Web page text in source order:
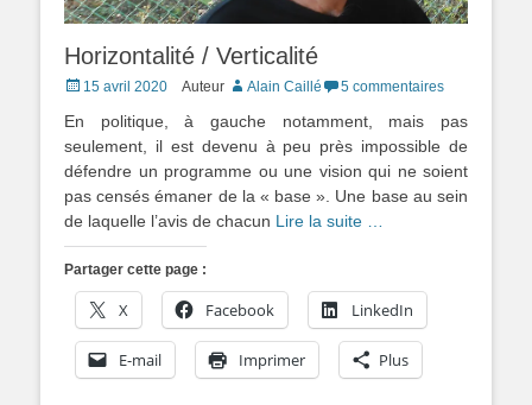
Horizontalité / Verticalité
Posted
15 avril 2020 Auteur Alain Caillé 5 commentaires
En politique, à gauche notamment, mais pas
seulement, il est devenu à peu près impossible de
défendre un programme ou une vision qui ne soient
pas censés émaner de la « base ». Une base au sein
de laquelle l’avis de chacun Lire la suite …
Partager cette page :
X Facebook LinkedIn
E-mail Imprimer Plus